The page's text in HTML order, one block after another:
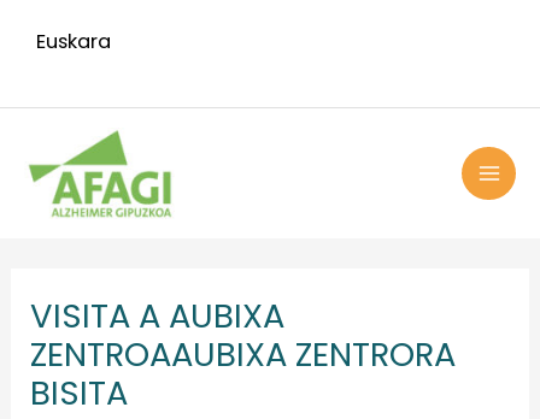
Euskara
VISITA A AUBIXA
ZENTROAAUBIXA ZENTRORA
BISITA
entradas